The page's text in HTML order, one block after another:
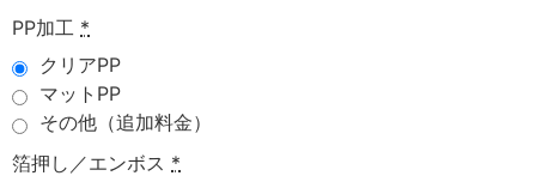
PP加工 *
クリアPP
マットPP
その他（追加料金）
箔押し／エンボス *